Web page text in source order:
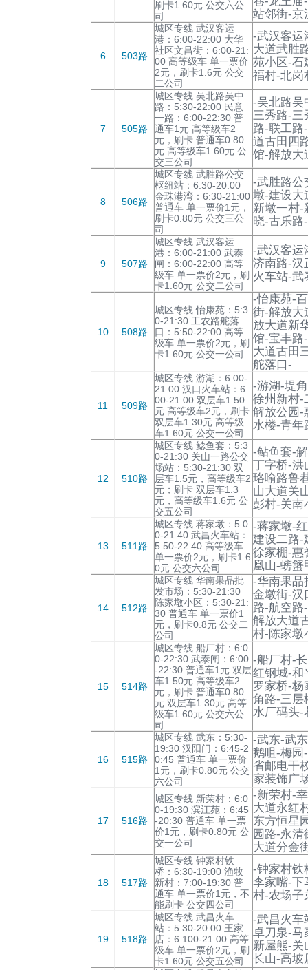
刷卡1.60元 公交六公
司
站邻街-京
6 503路
城区专线 武汉客运
港：6:00-22:00 大华
社区文昌街：6:00-21:
00 高等级车 单一票价
2元，刷卡1.6元 公交
二公司
-武汉客运
大道武胜
苑小区-石
福村-北岗
7 505路
城区专线 吴北路吴中
路：5:30-22:00 民意
一路：6:00-22:30 普
通车1元 高等级车2
元，刷卡 普通车0.80
元 高等级车1.60元 公
交三公司
-吴北路吴
三秀路-三
路-联工路
道古田四
馆-解放大
8 506路
城区专线 武胜路公交
枢纽站：6:30-20:00
金珠港湾：6:30-21:00
普通车 单一票价1元，
刷卡0.80元 公交三公
司
-武胜路公
墩-建设大
新墩一村-
晓-古乐路
9 507路
城区专线 武汉客运
港：6:00-21:00 武泰
闸：6:00-22:00 高等
级车 单一票价2元，刷
卡1.60元 公交二公司
-武汉客运
济南路-汉
火车站-武
10 508路
城区专线 怡康苑：5:3
0-21:30 工农路舵落
口：5:50-22:00 高等
级车 单一票价2元，刷
卡1.60元 公交一公司
-怡康苑-
街-解放大
放大道新
馆-宝丰路
大道古田
舵落口-
11 509路
城区专线 游湖：6:00-
21:00 汉口火车站：6:
00-21:00 双层车1.50
元 高等级车2元，刷卡
双层车1.30元 高等级
车1.60元 公交一公司
-游湖-堤
徐州新村-
解放公园-
水楼-青年
12 510路
城区专线 鲶鱼套：5:3
0-21:30 关山一路公交
场站：5:30-21:30 双
层车1.5元，高等级车2
元；刷卡 双层车1.3
元，高等级车1.6元 公
交五公司
-鲇鱼套-
丁字桥-洪
珞喻路鲁
山大道关
彭村-关南
13 511路
城区专线 蒋家墩：5:0
0-21:40 武昌火车站：
5:50-22:40 高等级车
单一票价2元，刷卡1.6
0元 公交六公司
-蒋家墩-
建设二路-
徐家棚-惠
凰山-螃
14 512路
城区专线 华南果品批
发市场：5:30-21:30
陈家墩小区：5:30-21:
30 普通车 单一票价1
元，刷卡0.8元 公交二
公司
-华南果品
金墩街-汉
路-航空路
解放大道
村-陈家墩
15 514路
城区专线 船厂村：6:0
0-22:30 武泰闸：6:00
-22:30 普通车1元 双层
车1.50元 高等级车2
元，刷卡 普通车0.80
元 双层车1.30元 高等
级车1.60元 公交六公
司
-船厂村-
红钢城-和
罗家桥-杨
角路-三层
水厂码头-
16 515路
城区专线 武东：5:30-
19:30 汉阳门：6:45-2
0:45 普通车 单一票价
1元，刷卡0.80元 公交
六公司
-武东-武
鹅咀-梅园
省邮电干
家装饰广
17 516路
城区专线 新荣村：6:0
0-19:30 滨江苑：6:45
-20:30 普通车 单一票
价1元，刷卡0.80元 公
交一公司
-新荣村-
大道永红
东方恒星
园路-永
大道分金
18 517路
城区专线 钟家村铁
桥：6:30-19:00 渔牧
新村：7:00-19:30 普
通车 单一票价1元，不
能刷卡 公交四公司
-钟家村铁
李家嘴-下
村-农场子
19 518路
城区专线 武昌火车
站：5:30-20:00 王家
店：6:100-21:00 高等
级车 单一票价2元，刷
卡1.60元 公交五公司
-武昌火车
卓刀泉-马
新屋熊-关
长山-高坡